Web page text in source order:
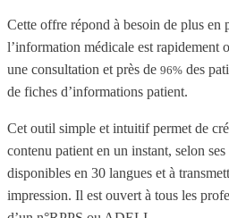
Cette offre répond à besoin de plus en
l’information médicale est rapidement
une consultation et près de 96% des
de fiches d’informations patient.
Cet outil simple et intuitif permet de
contenu patient en un instant, selon
disponibles en 30 langues et à
impression. Il est ouvert à tous les